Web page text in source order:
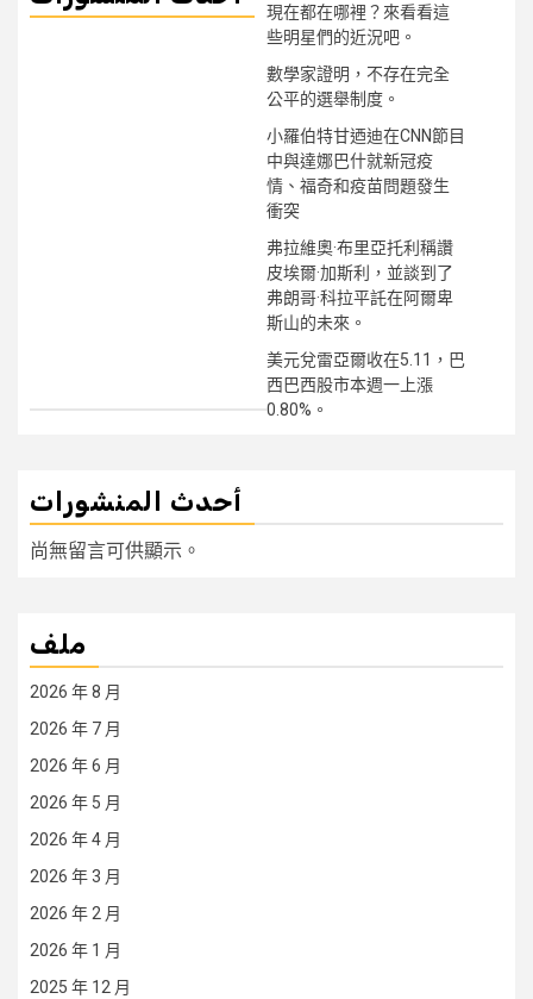
現在都在哪裡？來看看這
些明星們的近況吧。
數學家證明，不存在完全
公平的選舉制度。
小羅伯特甘迺迪在CNN節目
中與達娜巴什就新冠疫
情、福奇和疫苗問題發生
衝突
弗拉維奧·布里亞托利稱讚
皮埃爾·加斯利，並談到了
弗朗哥·科拉平託在阿爾卑
斯山的未來。
美元兌雷亞爾收在5.11，巴
西巴西股市本週一上漲
0.80%。
أحدث المنشورات
尚無留言可供顯示。
ملف
2026 年 8 月
2026 年 7 月
2026 年 6 月
2026 年 5 月
2026 年 4 月
2026 年 3 月
2026 年 2 月
2026 年 1 月
2025 年 12 月